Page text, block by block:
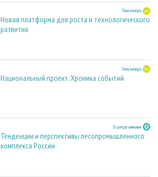
Тема номера
Новая платформа для роста и технологического
развития
Тема номера
Национальный проект. Хроника событий
В центре внимания
Тенденции и перспективы лесопромышленного
комплекса России